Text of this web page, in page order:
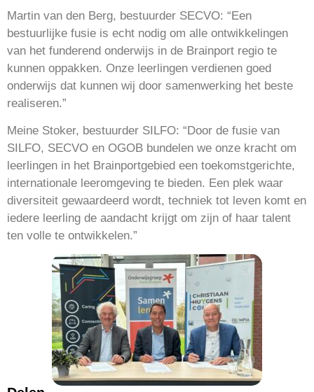
Martin van den Berg, bestuurder SECVO: “Een
bestuurlijke fusie is echt nodig om alle ontwikkelingen
van het funderend onderwijs in de Brainport regio te
kunnen oppakken. Onze leerlingen verdienen goed
onderwijs dat kunnen wij door samenwerking het beste
realiseren.”
Meine Stoker, bestuurder SILFO: “Door de fusie van
SILFO, SECVO en OGOB bundelen we onze kracht om
leerlingen in het Brainportgebied een toekomstgerichte,
internationale leeromgeving te bieden. Een plek waar
diversiteit gewaardeerd wordt, techniek tot leven komt en
iedere leerling de aandacht krijgt om zijn of haar talent
ten volle te ontwikkelen.”